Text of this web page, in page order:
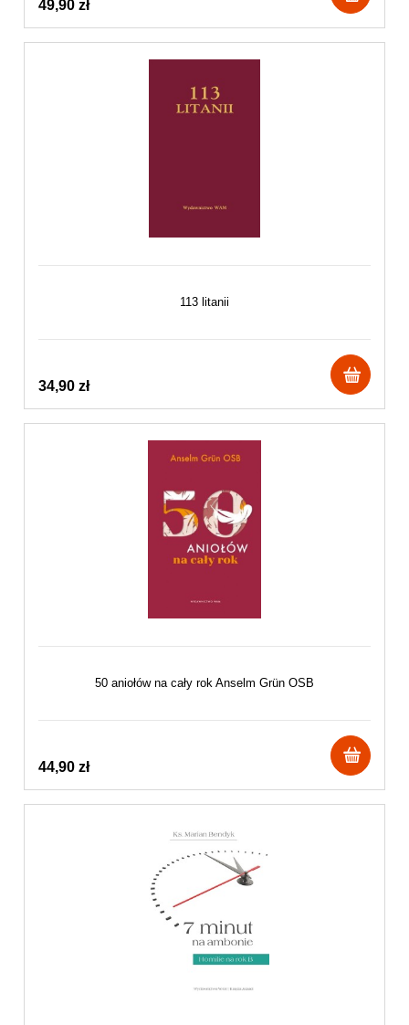
49,90 zł
113 litanii
34,90 zł
50 aniołów na cały rok Anselm Grün OSB
44,90 zł